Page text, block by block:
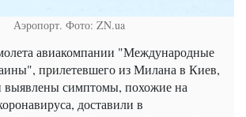
Аэропорт. Фото: ZN.ua
авиакомпании "Международные
прилетевшего из Милана в Киев,
выявлены симптомы, похожие на
доставили в